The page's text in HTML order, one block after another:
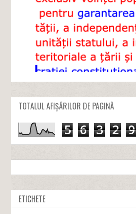
TOTALUL AFIȘĂRILOR DE PAGINĂ
5 6 3 2 9
ETICHETE